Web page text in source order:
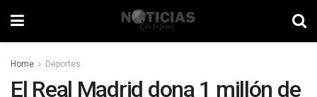
Home Deportes
El Real Madrid dona 1 millón de